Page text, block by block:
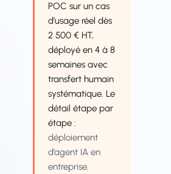
POC sur un cas
d’usage réel dès
2 500 € HT,
déployé en 4 à 8
semaines avec
transfert humain
systématique. Le
détail étape par
étape :
déploiement
d’agent IA en
entreprise.